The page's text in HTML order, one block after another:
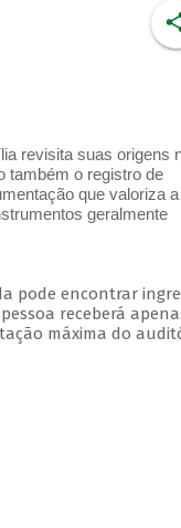
revisita suas origens
também o registro de
que valoriza a
geralmente
pode encontrar
receberá
máxima do